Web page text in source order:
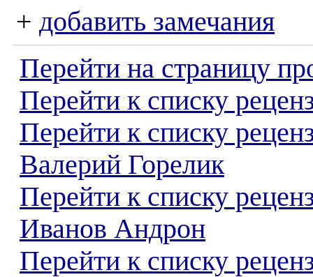
+ добавить замечания
Перейти на страницу
Перейти к списку
Перейти к списку
Валерий Горелик
Перейти к списку
Иванов Андрон
Перейти к списку